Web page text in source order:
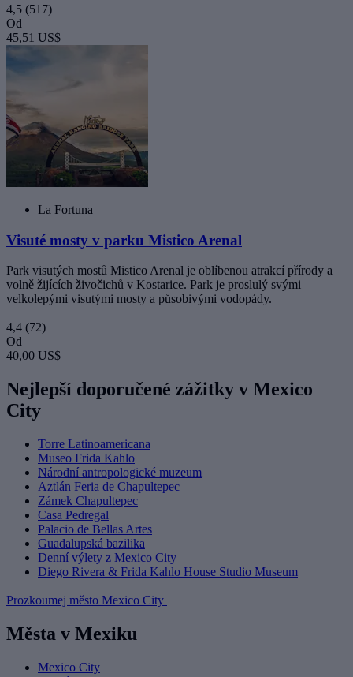
4,5 (517)
Od
45,51 US$
La Fortuna
Visuté mosty v parku Mistico Arenal
Park visutých mostů Mistico Arenal je oblíbenou atrakcí přírody a
volně žijících živočichů v Kostarice. Park je proslulý svými
velkolepými visutými mosty a působivými vodopády.
4,4 (72)
Od
40,00 US$
Nejlepší doporučené zážitky v Mexico
City
Torre Latinoamericana
Museo Frida Kahlo
Národní antropologické muzeum
Aztlán Feria de Chapultepec
Zámek Chapultepec
Casa Pedregal
Palacio de Bellas Artes
Guadalupská bazilika
Denní výlety z Mexico City
Diego Rivera & Frida Kahlo House Studio Museum
Prozkoumej město Mexico City
Města v Mexiku
Mexico City